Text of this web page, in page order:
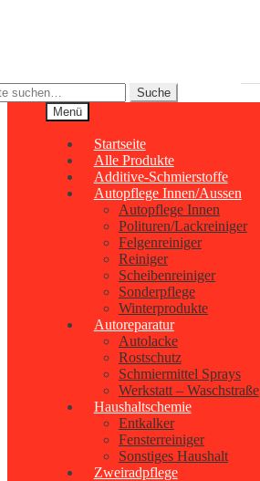
Suche
Menü
Startseite
Alle Produkte
Additive-Schmierstoffe
Autopflege Innen/Aussen
Autopflege Innen
Polituren/Lackreiniger
Felgenreiniger
Reiniger
Scheibenreiniger
Sonderpflege
Winterprodukte
Autoreparatur
Autolacke
Rostschutz
Schmiermittel Sprays
Werkstatt – Waschstraße
Haushaltschemie
Entkalker
Fensterreiniger
Sonstiges Haushalt
Zweiradpflege